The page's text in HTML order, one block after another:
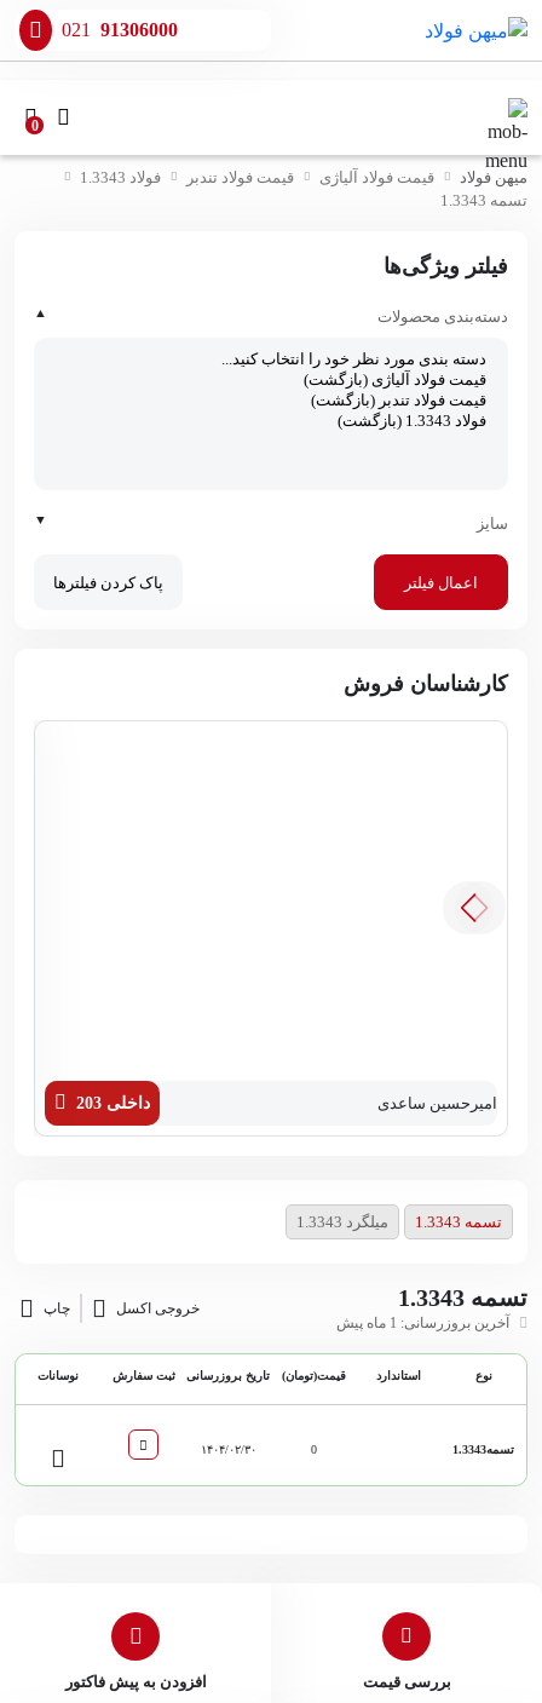
021 91306000
0
میهن فولاد قیمت فولاد آلیاژی قیمت فولاد تندبر
فولاد 1.3343
تسمه 1.3343
فیلتر ویژگی‌ها
دسته‌بندی محصولات ▲
سایز ▼
اعمال فیلتر پاک کردن فیلترها
کارشناسان فروش
امیرحسین ساعدی داخلی 203
تسمه 1.3343 میلگرد 1.3343
تسمه 1.3343
آخرین بروزرسانی: 1 ماه پیش
خروجی اکسل چاپ
نوع استاندارد قیمت(تومان) تاریخ بروزرسانی ثبت سفارش نوسانات
تسمه1.3343 0 ۱۴۰۴/۰۲/۳۰
بررسی قیمت افزودن به پیش فاکتور